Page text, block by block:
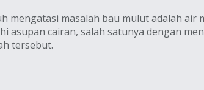
mengatasi masalah bau mulut adalah
asupan cairan, salah satunya dengan
tersebut.